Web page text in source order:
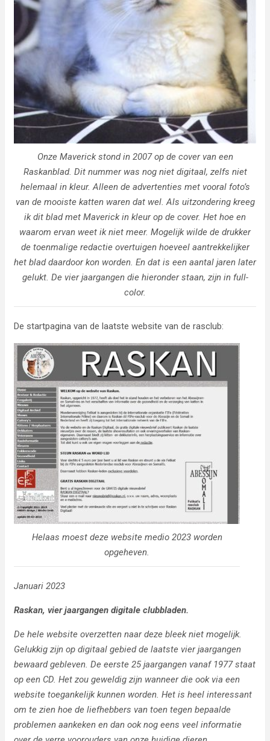
Onze Maverick stond in 2007 op de cover van een
Raskanblad. Dit nummer was nog niet digitaal, zelfs niet
helemaal in kleur. Alleen de advertenties met vooral foto’s
van de mooiste katten waren dat wel. Als uitzondering kreeg
ik dit blad met Maverick in kleur op de cover. Het hoe en
waarom ervan weet ik niet meer. Mogelijk wilde de drukker
de toenmalige redactie overtuigen hoeveel aantrekkelijker
het blad daardoor kon worden. En dat is een aantal jaren later
gelukt. De vier jaargangen die hieronder staan, zijn in full-
color.
De startpagina van de laatste website van de rasclub:
Helaas moest deze website medio 2023 worden
opgeheven.
Januari 2023
Raskan, vier jaargangen digitale clubbladen.
De hele website overzetten naar deze bleek niet mogelijk.
Gelukkig zijn op digitaal gebied de laatste vier jaargangen
bewaard gebleven. De eerste 25 jaargangen vanaf 1977 staat
op een CD. Het zou geweldig zijn wanneer die ook via een
website toegankelijk kunnen worden. Het is heel interessant
om te zien hoe de liefhebbers van toen tegen bepaalde
problemen aankeken en dan ook nog eens veel informatie